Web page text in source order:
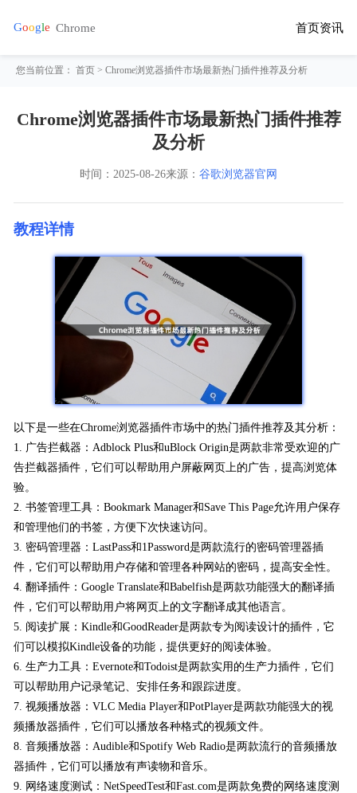
首页资讯
您当前位置：首页 > Chrome浏览器插件市场最新热门插件推荐及分析
Chrome浏览器插件市场最新热门插件推荐
及分析
时间： 2025-08-26来源： 谷歌浏览器官网
教程详情
以下是一些在Chrome浏览器插件市场中的热门插件推荐及其分析：
1. 广告拦截器：Adblock Plus和uBlock Origin是两款非常受欢迎的广
告拦截器插件，它们可以帮助用户屏蔽网页上的广告，提高浏览体
验。
2. 书签管理工具：Bookmark Manager和Save This Page允许用户保存
和管理他们的书签，方便下次快速访问。
3. 密码管理器：LastPass和1Password是两款流行的密码管理器插
件，它们可以帮助用户存储和管理各种网站的密码，提高安全性。
4. 翻译插件：Google Translate和Babelfish是两款功能强大的翻译插
件，它们可以帮助用户将网页上的文字翻译成其他语言。
5. 阅读扩展：Kindle和GoodReader是两款专为阅读设计的插件，它
们可以模拟Kindle设备的功能，提供更好的阅读体验。
6. 生产力工具：Evernote和Todoist是两款实用的生产力插件，它们
可以帮助用户记录笔记、安排任务和跟踪进度。
7. 视频播放器：VLC Media Player和PotPlayer是两款功能强大的视
频播放器插件，它们可以播放各种格式的视频文件。
8. 音频播放器：Audible和Spotify Web Radio是两款流行的音频播放
器插件，它们可以播放有声读物和音乐。
9. 网络速度测试：NetSpeedTest和Fast.com是两款免费的网络速度测